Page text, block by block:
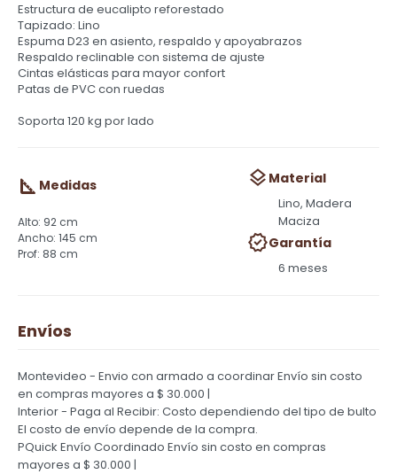
Estructura de eucalipto reforestado
Tapizado: Lino
Espuma D23 en asiento, respaldo y apoyabrazos
Respaldo reclinable con sistema de ajuste
Cintas elásticas para mayor confort
Patas de PVC con ruedas
Soporta 120 kg por lado
Medidas
92 cm
145 cm
88 cm
Material
Lino, Madera
Maciza
Garantía
6 meses
Envíos
Montevideo - Envio con armado a coordinarEnvío sin costo
en compras mayores a $ 30.000 |
Interior - Paga al Recibir: Costo dependiendo del tipo de bulto
El costo de envío depende de la compra.
PQuick Envío Coordinado Envío sin costo en compras
mayores a $ 30.000 |